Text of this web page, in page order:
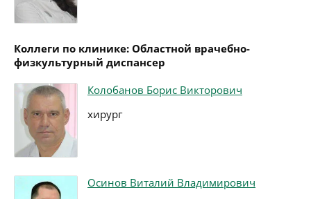
Коллеги по клинике: Областной врачебно-
физкультурный диспансер
Колобанов Борис Викторович
хирург
Осинов Виталий Владимирович